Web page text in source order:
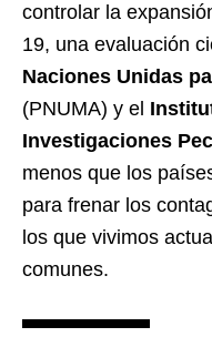
controlar la
19, una evaluación
Naciones Unidas
(PNUMA) y el
Investigaciones
menos que los
para frenar los
los que vivimos
comunes.